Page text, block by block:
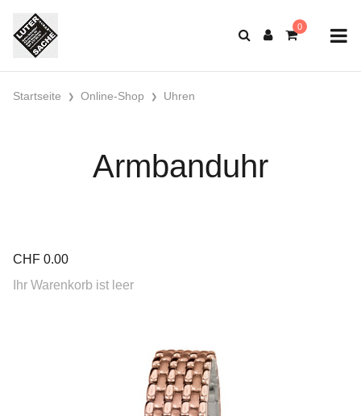
Startseite Online-Shop Uhren
Armbanduhr
CHF 0.00
Ihr Warenkorb ist leer